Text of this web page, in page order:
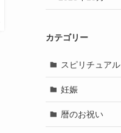
カテゴリー
スピリチュアル
妊娠
暦のお祝い